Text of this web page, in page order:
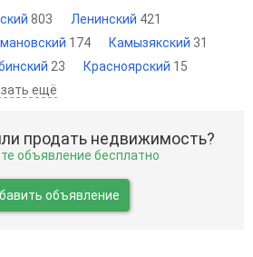
803 Ленинский 421
174 Камызякский 31
23 Красноярский 15
ещё
продать недвижимость?
объявление бесплатно
объявление